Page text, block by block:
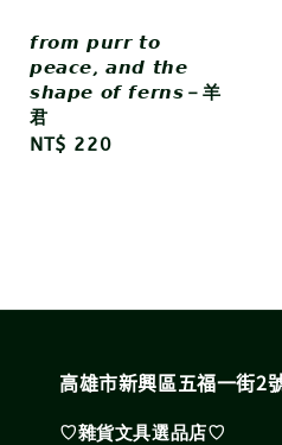
𝙛𝙧𝙤𝙢 𝙥𝙪𝙧𝙧 𝙩𝙤
𝙥𝙚𝙖𝙘𝙚, 𝙖𝙣𝙙 𝙩𝙝𝙚
𝙨𝙝𝙖𝙥𝙚 𝙤𝙛 𝙛𝙚𝙧𝙣𝙨－羊
君
Regular
NT$ 220
高雄市新興區五福一街2
♡雜貨文具選品店♡